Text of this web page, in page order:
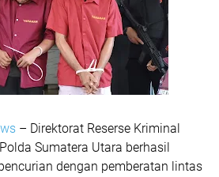
– Direktorat Reserse Kriminal
Sumatera Utara berhasil
dengan pemberatan lintas